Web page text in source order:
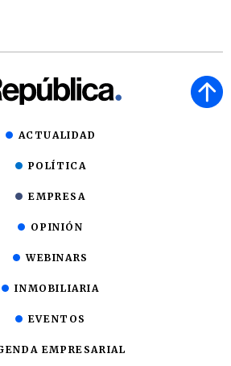
ACTUALIDAD
POLÍTICA
EMPRESA
OPINIÓN
WEBINARS
INMOBILIARIA
EVENTOS
EMPRESARIAL